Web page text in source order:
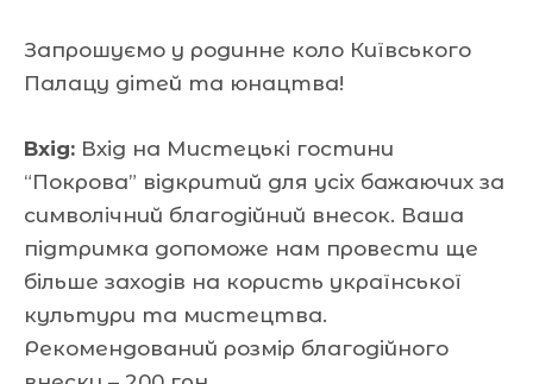
Запрошуємо у родинне коло Київського
Палацу дітей та юнацтва!
Вхід: Вхід на Мистецькі гостини
“Покрова” відкритий для усіх бажаючих за
символічний благодійний внесок. Ваша
підтримка допоможе нам провести ще
більше заходів на користь української
культури та мистецтва.
Рекомендований розмір благодійного